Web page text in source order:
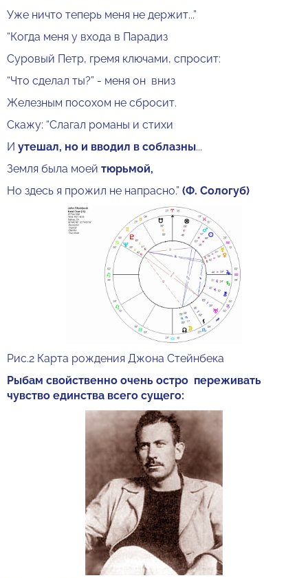
Уже ничто теперь меня не держит...”
“Когда меня у входа в Парадиз
Суровый Петр, гремя ключами, спросит:
“Что сделал ты?” - меня он вниз
Железным посохом не сбросит.
Скажу: “Слагал романы и стихи
И утешал, но и вводил в соблазны...
Земля была моей тюрьмой,
Но здесь я прожил не напрасно.” (Ф. Сологуб)
Рис.2 Карта рождения Джона Стейнбека
Рыбам свойственно очень остро переживать
чувство единства всего сущего: